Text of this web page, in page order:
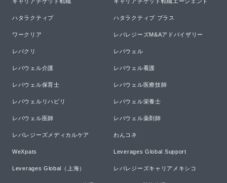
ハタラクティブ ハタラクティブ プラス
ワークリア レバレジーズM&Aアドバイザリー
レバクリ レバウェル
レバウェル介護 レバウェル看護
レバウェル保育士 レバウェル医療技師
レバウェルリハビリ レバウェル栄養士
レバウェル医師 レバウェル薬剤師
レバレジーズメディカルケア わんコネ
WeXpats Leverages Global Support
Leverages Global（上海） レバレジーズキャリアメキシコ